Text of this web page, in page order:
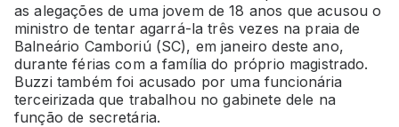
as alegações de uma jovem de 18 anos que acusou o
ministro de tentar agarrá-la três vezes na praia de
Balneário Camboriú (SC), em janeiro deste ano,
durante férias com a família do próprio magistrado.
Buzzi também foi acusado por uma funcionária
terceirizada que trabalhou no gabinete dele na
função de secretária.